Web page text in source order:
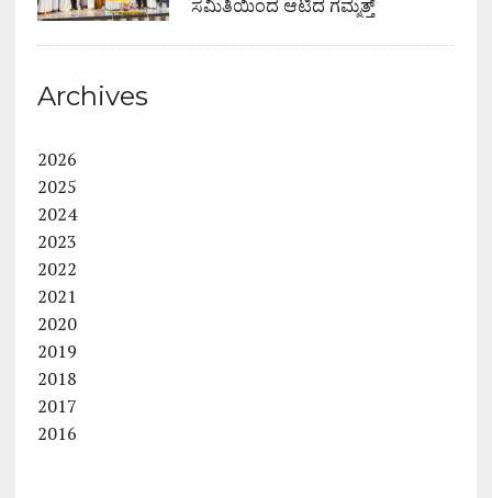
ಸಮಿತಿಯಿಂದ ಆಟಿದ ಗಮ್ಮತ್ತ್
Archives
2026
2025
2024
2023
2022
2021
2020
2019
2018
2017
2016